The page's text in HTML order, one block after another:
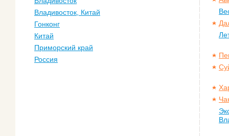
Владивосток, Китай
Гонконг
Китай
Приморский край
Россия